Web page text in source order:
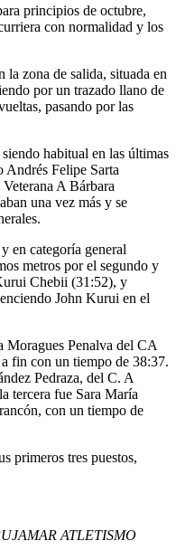
principios de octubre,
con normalidad y los
la zona de salida, situada en
por un trazado llano de
pasando por las
habitual en las últimas
Andrés Felipe Sarta
A Bárbara
una vez más y se
en categoría general
metros por el segundo y
Chebii (31:52), y
John Kurui en el
Moragues Penalva del CA
fin con un tiempo de 38:37.
Pedraza, del C. A
tercera fue Sara María
con un tiempo de
primeros tres puestos,
ATLETISMO